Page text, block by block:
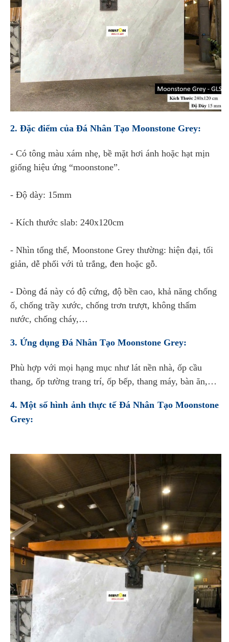
2. Đặc điểm của Đá Nhân Tạo Moonstone Grey:
- Có tông màu xám nhẹ, bề mặt hơi ánh hoặc hạt mịn
giống hiệu ứng “moonstone”.
- Độ dày: 15mm
- Kích thước slab: 240x120cm
- Nhìn tổng thể, Moonstone Grey thường: hiện đại, tối
giản, dễ phối với tủ trắng, đen hoặc gỗ.
- Dòng đá này có độ cứng, độ bền cao, khả năng chống
ố, chống trầy xước, chống trơn trượt, không thấm
nước, chống cháy,…
3. Ứng dụng Đá Nhân Tạo Moonstone Grey:
Phù hợp với mọi hạng mục như lát nền nhà, ốp cầu
thang, ốp tường trang trí, ốp bếp, thang máy, bàn ăn,…
4. Một số hình ảnh thực tế Đá Nhân Tạo Moonstone
Grey: